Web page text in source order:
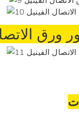
ورق